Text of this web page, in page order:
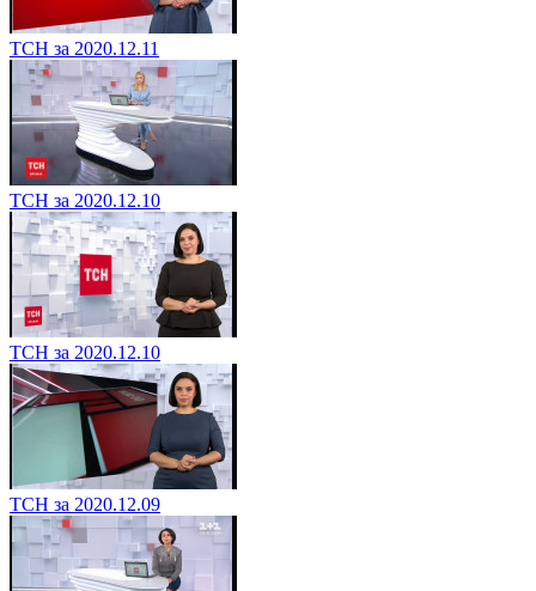
ТСН за 2020.12.11
ТСН за 2020.12.10
ТСН за 2020.12.10
ТСН за 2020.12.09